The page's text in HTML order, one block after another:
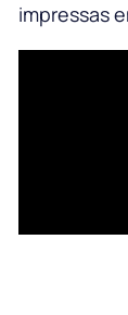
impressas